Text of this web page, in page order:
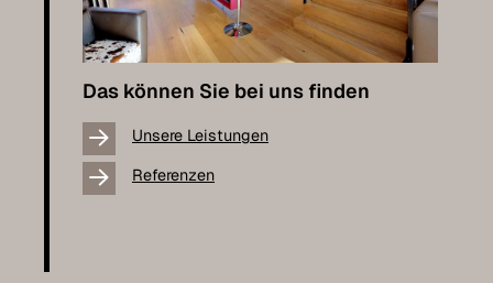
Das können Sie bei uns finden
Unsere Leistungen
Referenzen